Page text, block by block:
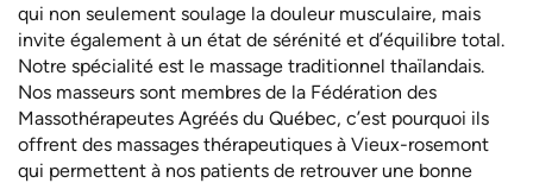
qui non seulement soulage la douleur musculaire, mais
invite également à un état de sérénité et d’équilibre total.
Notre spécialité est le massage traditionnel thaïlandais.
Nos masseurs sont membres de la Fédération des
Massothérapeutes Agréés du Québec, c’est pourquoi ils
offrent des massages thérapeutiques à Vieux-rosemont
qui permettent à nos patients de retrouver une bonne